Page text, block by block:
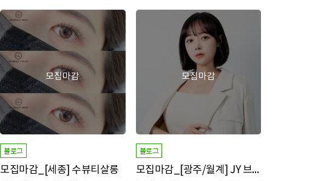
모집마감
블로그
모집마감_[세종] 수뷰티살롱
모집마감
블로그
모집마감_[광주/월계] JY 브로우